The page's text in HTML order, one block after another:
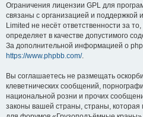
Ограничения лицензии GPL для
связаны с организацией и поддержкой
Limited не несёт ответственности за
определяет в качестве допустимого
За дополнительной информацией о
https://www.phpbb.com/.
Вы соглашаетесь не размещать
клеветнических сообщений,
национальной розни и прочих
законы вашей страны, страны, которая